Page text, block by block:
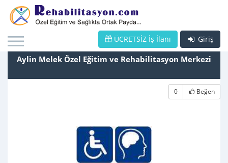
Giriş
ÜCRETSİZ İş İlanı
Aylin Melek Özel Eğitim ve Rehabilitasyon Merkezi
0 Beğen